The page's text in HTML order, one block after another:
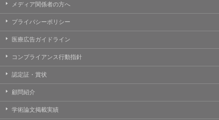
メディア関係者の方へ
プライバシーポリシー
医療広告ガイドライン
コンプライアンス行動指針
認定証・賞状
顧問紹介
学術論文掲載実績